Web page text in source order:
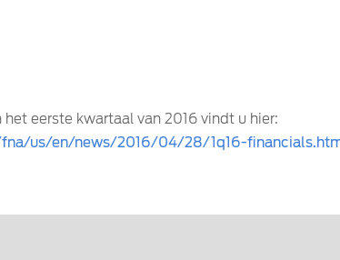
eerste kwartaal van 2016 vindt u hier:
us/en/news/2016/04/28/1q16-